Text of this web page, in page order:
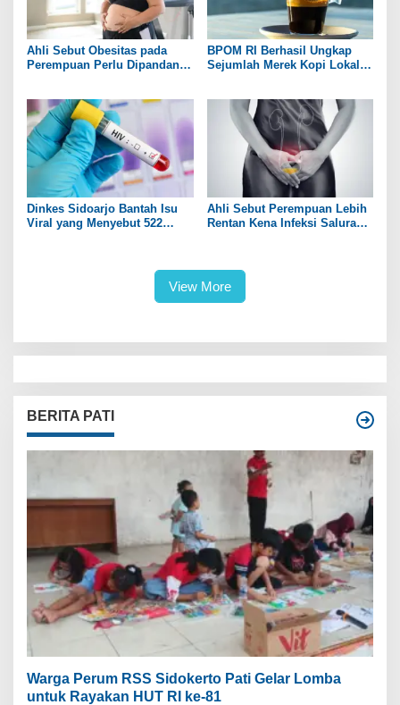
Ahli Sebut Obesitas pada
Perempuan Perlu Dipandang
BPOM RI Berhasil Ungkap
Sejumlah Merek Kopi Lokal
Dinkes Sidoarjo Bantah Isu
Viral yang Menyebut 522
Ahli Sebut Perempuan Lebih
Rentan Kena Infeksi Saluran
View More
BERITA PATI
Warga Perum RSS Sidokerto Pati Gelar Lomba
untuk Rayakan HUT RI ke-81